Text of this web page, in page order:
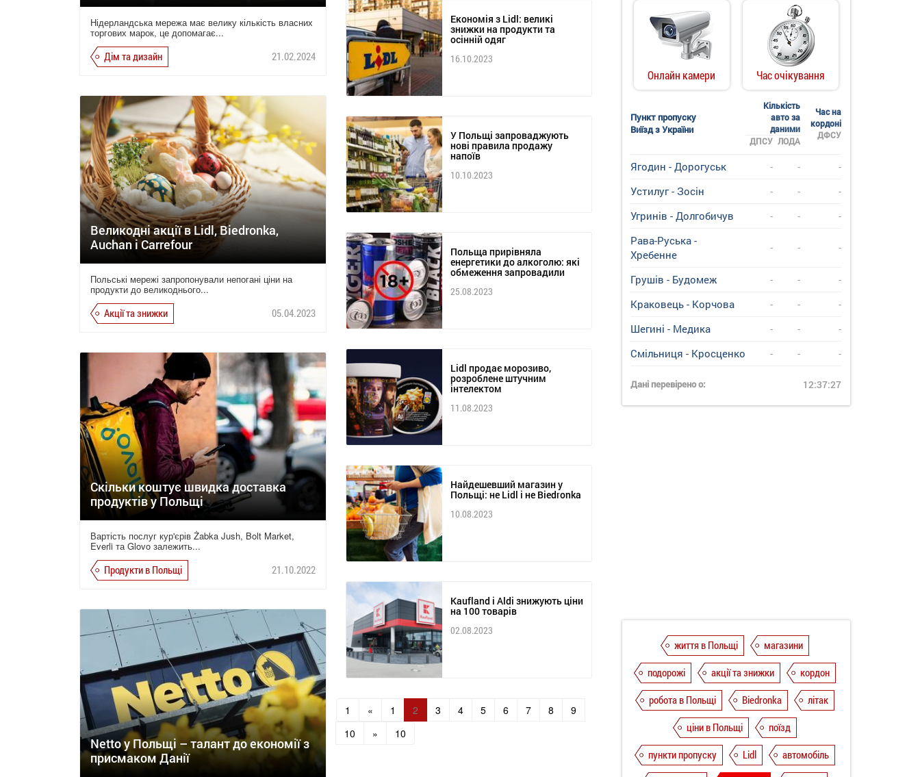
Нідерландська мережа має велику кількість власних
торгових марок, це допомагає...
Дім та дизайн 21.02.2024
Великодні акції в Lidl, Biedronka,
Auchan і Carrefour
Польські мережі запропонували непогані ціни на
продукти до великоднього...
Акції та знижки 05.04.2023
Скільки коштує швидка доставка
продуктів у Польщі
Вартість послуг кур'єрів Żabka Jush, Bolt Market,
Everli та Glovo залежить...
Продукти в Польщі 21.10.2022
Netto у Польщі – талант до економії з
присмаком Данії
Економія з Lidl: великі
знижки на продукти та
осінній одяг
16.10.2023
У Польщі запроваджують
нові правила продажу
напоїв
10.10.2023
Польща прирівняла
енергетики до алкоголю: які
обмеження запровадили
25.08.2023
Lidl продає морозиво,
розроблене штучним
інтелектом
11.08.2023
Найдешевший магазин у
Польщі: не Lidl і не Biedronka
10.08.2023
Kaufland і Aldi знижують ціни
на 100 товарів
02.08.2023
1 « 1 2 3 4 5 6 7 8
9
10
» 10
Онлайн камери Час очікування
Пункт пропуску
Виїзд з України
Кількість
авто за
даними
Час на
кордоні
ДФСУ
ДПСУ ЛОДА
Ягодин - Дорогуськ - -
-
Устилуг - Зосін
- -
-
Угринiв - Долгобичув
- -
-
Рава-Руська -
Хребенне
- - -
Грушів - Будомеж - -
-
Краковець - Корчова
- -
-
Шегині - Медика
- -
-
Смільниця - Кросценко
- - -
Дані перевірено о: 12:37:27
життя в Польщі
магазини
подорожі
акції та знижки
кордон
робота в Польщі
Biedronka
літак
ціни в Польщі
поїзд
пункти пропуску
Lidl
автомобіль